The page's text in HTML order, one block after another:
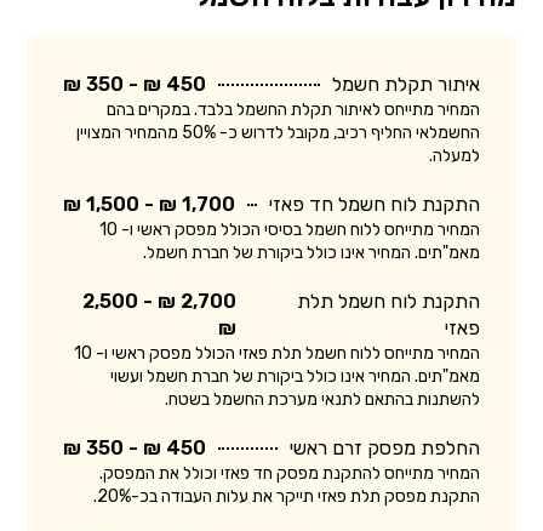
איתור תקלת חשמל 450 ₪ - 350 ₪
המחיר מתייחס לאיתור תקלת החשמל בלבד. במקרים בהם
החשמלאי החליף רכיב, מקובל לדרוש כ- 50% מהמחיר המצויין
למעלה.
התקנת לוח חשמל חד פאזי 1,700 ₪ - 1,500 ₪
המחיר מתייחס ללוח חשמל בסיסי הכולל מפסק ראשי ו- 10
מאמ"תים. המחיר אינו כולל ביקורת של חברת חשמל.
התקנת לוח חשמל תלת
פאזי
2,700 ₪ - 2,500
₪
המחיר מתייחס ללוח חשמל תלת פאזי הכולל מפסק ראשי ו- 10
מאמ"תים. המחיר אינו כולל ביקורת של חברת חשמל ועשוי
להשתנות בהתאם לתנאי מערכת החשמל בשטח.
החלפת מפסק זרם ראשי 450 ₪ - 350 ₪
המחיר מתייחס להתקנת מפסק חד פאזי וכולל את המפסק.
התקנת מפסק תלת פאזי תייקר את עלות העבודה בכ-20%.